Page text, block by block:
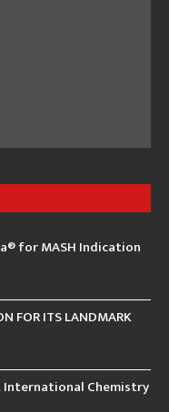
for MASH Indication
FOR ITS LANDMARK
International Chemistry